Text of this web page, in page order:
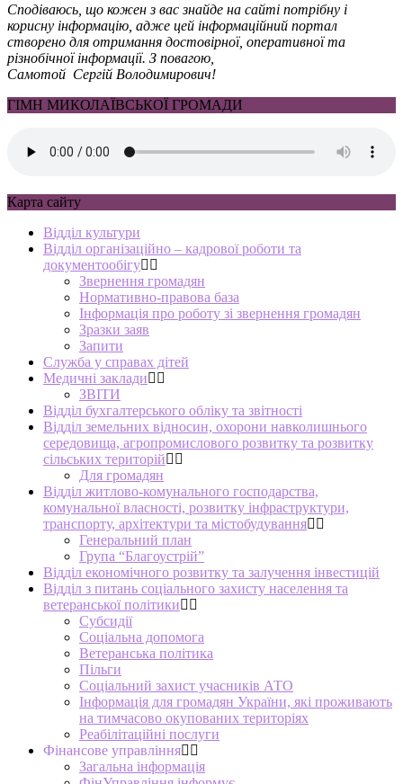
Сподіваюсь, що кожен з вас знайде на сайті потрібну і
корисну інформацію, адже цей інформаційний портал
створено для отримання достовірної, оперативної та
різнобічної інформації. З повагою,
Самотой Сергій Володимирович!
ГІМН МИКОЛАЇВСЬКОЇ ГРОМАДИ
Карта сайту
Відділ культури
Відділ організаційно – кадрової роботи та
документообігу
Звернення громадян
Нормативно-правова база
Інформація про роботу зі звернення громадян
Зразки заяв
Запити
Служба у справах дітей
Медичні заклади
ЗВІТИ
Відділ бухгалтерського обліку та звітності
Відділ земельних відносин, охорони навколишнього
середовища, агропромислового розвитку та розвитку
сільських територій
Для громадян
Відділ житлово-комунального господарства,
комунальної власності, розвитку інфраструктури,
транспорту, архітектури та містобудування
Генеральний план
Група “Благоустрій”
Відділ економічного розвитку та залучення інвестицій
Відділ з питань соціального захисту населення та
ветеранської політики
Субсидії
Соціальна допомога
Ветеранська політика
Пільги
Соціальний захист учасників АТО
Інформація для громадян України, які проживають
на тимчасово окупованих територіях
Реабілітаційні послуги
Фінансове управління
Загальна інформація